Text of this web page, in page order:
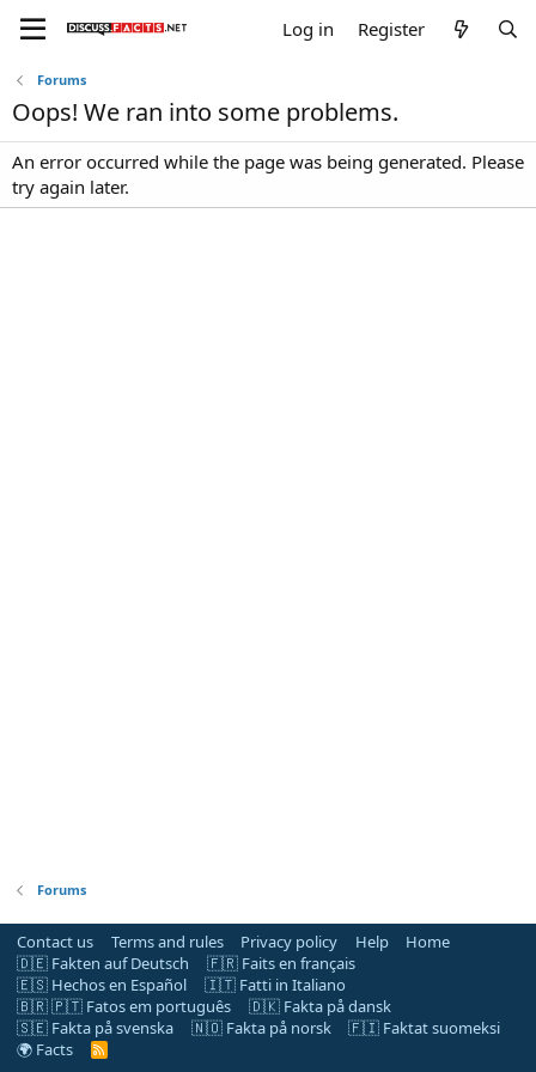
Log in Register
Forums
Oops! We ran into some problems.
An error occurred while the page was being generated. Please
try again later.
Forums
Contact us Terms and rules Privacy policy Help
Home
🇩🇪 Fakten auf Deutsch
🇫🇷 Faits en français
🇪🇸 Hechos en Español
🇮🇹 Fatti in Italiano
🇧🇷 🇵🇹 Fatos em português
🇩🇰 Fakta på dansk
🇸🇪 Fakta på svenska
🇳🇴 Fakta på norsk
🇫🇮 Faktat suomeksi
🌍 Facts
R